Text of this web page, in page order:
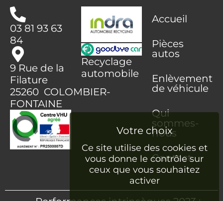
03 81 93 63
84
9 Rue de la
Filature
25260 COLOMBIER-
FONTAINE
Recyclage
automobile
Accueil
Pièces
autos
Enlèvement
de véhicule
Qui
sommes-
nous
Contact
Ce site utilise des cookies et
vous donne le contrôle sur
ceux que vous souhaitez
activer